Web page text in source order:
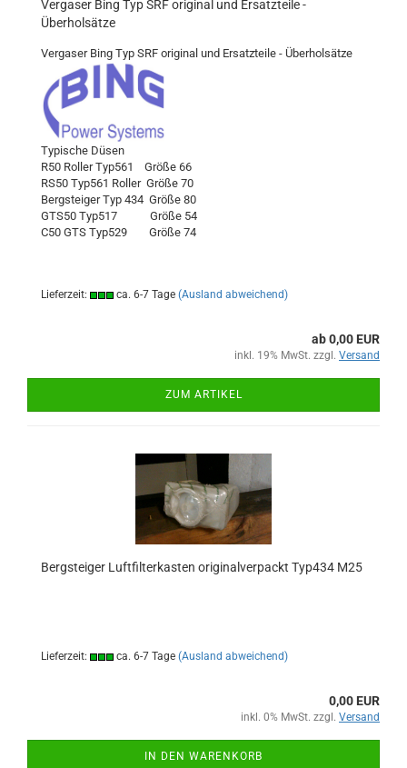
Vergaser Bing Typ SRF original und Ersatzteile -
Überholsätze
Vergaser Bing Typ SRF original und Ersatzteile - Überholsätze
Typische Düsen
R50 Roller Typ561 Größe 66
RS50 Typ561 Roller Größe 70
Bergsteiger Typ 434 Größe 80
GTS50 Typ517 Größe 54
C50 GTS Typ529 Größe 74
Lieferzeit: ca. 6-7 Tage (Ausland abweichend)
ab 0,00 EUR
inkl. 19% MwSt. zzgl. Versand
ZUM ARTIKEL
Bergsteiger Luftfilterkasten originalverpackt Typ434 M25
Lieferzeit: ca. 6-7 Tage (Ausland abweichend)
0,00 EUR
inkl. 0% MwSt. zzgl. Versand
IN DEN WARENKORB